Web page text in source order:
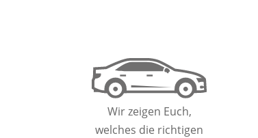
Wir zeigen Euch,
welches die richtigen